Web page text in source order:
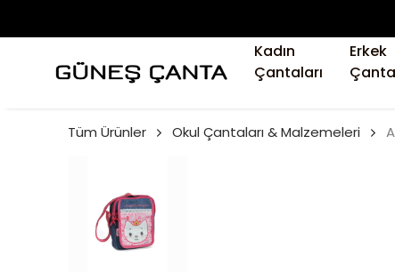
Kadın
Çantaları
Erkek
Tüm Ürünler Okul Çantaları & Malzemeleri